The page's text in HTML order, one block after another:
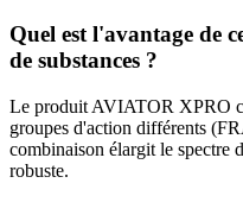
Quel est l'avantage de
de substances ?
Le produit AVIATOR XPRO
groupes d'action différents
combinaison élargit le spectre
robuste.